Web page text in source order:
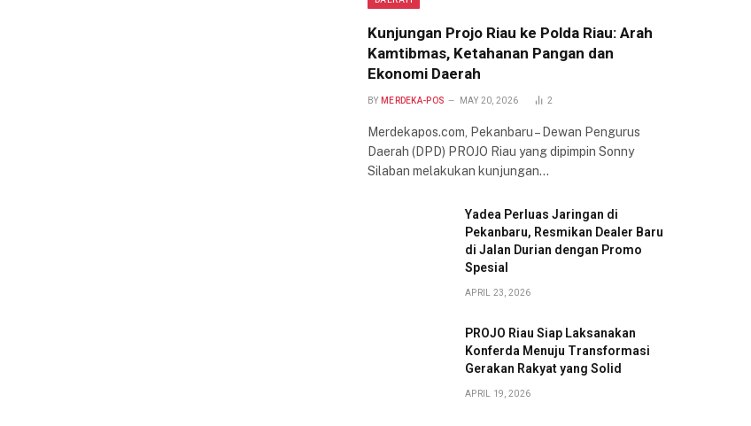
Kunjungan Projo Riau ke Polda Riau: Arah
Kamtibmas, Ketahanan Pangan dan
Ekonomi Daerah
BY MERDEKA-POS MAY 20, 2026 2
Merdekapos.com, Pekanbaru – Dewan Pengurus
Daerah (DPD) PROJO Riau yang dipimpin Sonny
Silaban melakukan kunjungan…
Yadea Perluas Jaringan di
Pekanbaru, Resmikan Dealer Baru
di Jalan Durian dengan Promo
Spesial
APRIL 23, 2026
PROJO Riau Siap Laksanakan
Konferda Menuju Transformasi
Gerakan Rakyat yang Solid
APRIL 19, 2026